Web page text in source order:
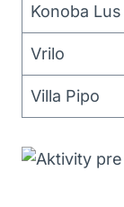
Konoba Lus
Vrilo
Villa Pipo